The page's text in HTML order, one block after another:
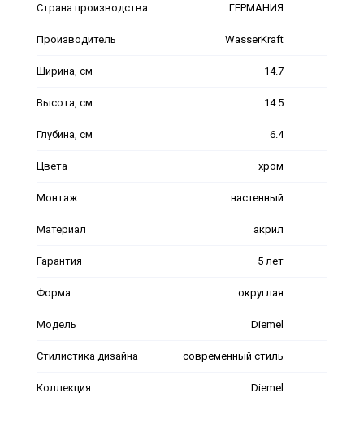
Страна производства ГЕРМАНИЯ
Производитель WasserKraft
Ширина, см 14.7
Высота, см 14.5
Глубина, см 6.4
Цвета хром
Монтаж настенный
Материал акрил
Гарантия 5 лет
Форма округлая
Модель Diemel
Стилистика дизайна современный стиль
Коллекция Diemel